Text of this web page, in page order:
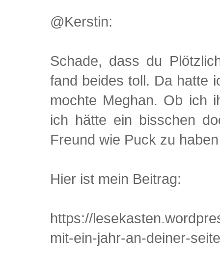
@Kerstin:
Schade, dass du
fand beides toll. Da hatte
mochte Meghan. Ob ich
ich hätte ein bisschen
Freund wie Puck zu
Hier ist mein Beitrag:
https://
mit-ein-jahr-an-deiner-